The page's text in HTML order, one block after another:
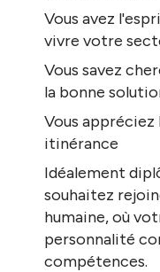
Vous avez
vivre votre
Vous savez
la bonne
Vous appréciez
itinérance
Idéalement
souhaitez
humaine, où
personnalité
compétences.